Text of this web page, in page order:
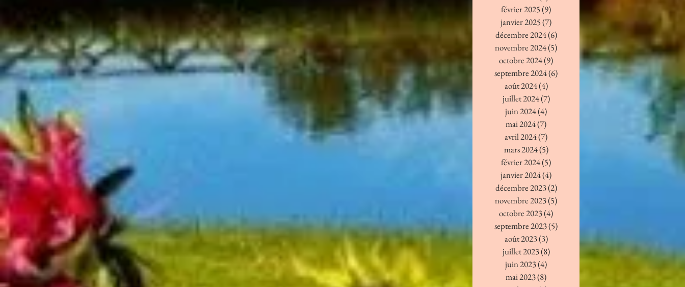
février 2025(9)
janvier 2025(7)
décembre 2024(6)6 posts
novembre 2024(5)
octobre 2024(9)
septembre 2024(6)
août 2024(4)4 posts
juillet 2024(7)7 posts
juin 2024(4)
mai 2024(7)
avril 2024(7)
mars 2024(5)5 posts
février 2024(5)
janvier 2024(4)
décembre 2023(2)2 posts
novembre 2023(5)
octobre 2023(4)
septembre 2023(5)
août 2023(3)3 posts
juillet 2023(8)8 posts
juin 2023(4)
mai 2023(8)